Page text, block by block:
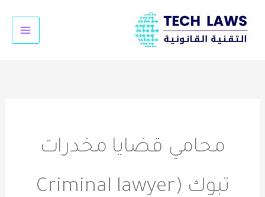
المحتوى
محامي قضايا مخدرات
تبوك (Criminal lawyer